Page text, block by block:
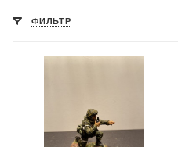
ФИЛЬТР